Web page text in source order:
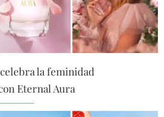
la feminidad
Eternal Aura